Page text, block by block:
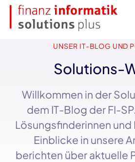
UNSER IT-BLOG UND
Solutions-
Willkommen in der
dem IT-Blog der FI-SP
Lösungsfinderinnen
Einblicke in unsere
berichten über aktuelle